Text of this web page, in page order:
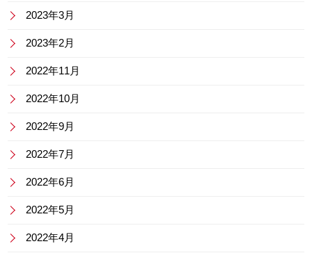
2023年3月
2023年2月
2022年11月
2022年10月
2022年9月
2022年7月
2022年6月
2022年5月
2022年4月